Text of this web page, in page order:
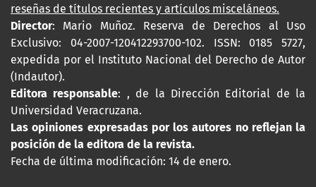
reseñas de títulos recientes y artículos misceláneos.
Director: Mario Muñoz. Reserva de Derechos al Uso
Exclusivo: 04-2007-120412293700-102. ISSN: 0185 5727,
expedida por el Instituto Nacional del Derecho de Autor
(Indautor).
Editora responsable: , de la Dirección Editorial de la
Universidad Veracruzana.
Las opiniones expresadas por los autores no reflejan la
posición de la editora de la revista.
Fecha de última modificación: 14 de enero.